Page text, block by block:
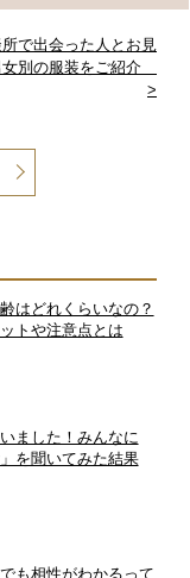
で出会った人とお見
女別の服装をご紹介
>
はどれくらいなの？
トや注意点とは
ました！みんなに
を聞いてみた結果
も相性がわかるって